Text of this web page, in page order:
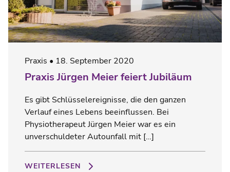
Praxis 18. September 2020
Praxis Jürgen Meier feiert Jubiläum
Es gibt Schlüsselereignisse, die den ganzen
Verlauf eines Lebens beeinflussen. Bei
Physiotherapeut Jürgen Meier war es ein
unverschuldeter Autounfall mit […]
WEITERLESEN